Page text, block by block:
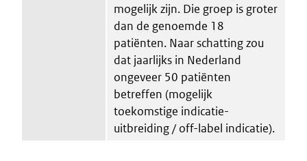
mogelijk zijn. Die groep is groter
dan de genoemde 18
patiënten. Naar schatting zou
dat jaarlijks in Nederland
ongeveer 50 patiënten
betreffen (mogelijk
toekomstige indicatie-
uitbreiding / off-label indicatie).